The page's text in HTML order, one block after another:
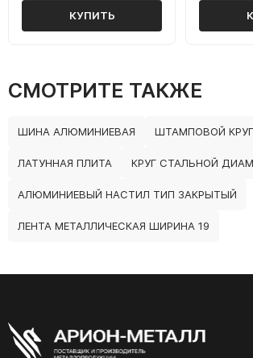
КУПИТЬ
СМОТРИТЕ ТАКЖЕ
ШИНА АЛЮМИНИЕВАЯ ШТАМПОВОЙ КРУГ
ЛАТУННАЯ ПЛИТА КРУГ СТАЛЬНОЙ
АЛЮМИНИЕВЫЙ НАСТИЛ ТИП ЗАКРЫТЫЙ
ЛЕНТА МЕТАЛЛИЧЕСКАЯ ШИРИНА 19